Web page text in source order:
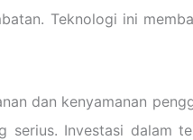
Teknologi ini
dan kenyamanan
Investasi dalam